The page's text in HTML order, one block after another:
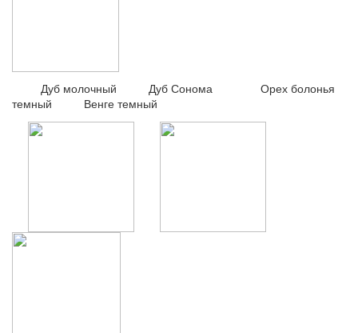
Дуб молочный Дуб Сонома Орех болонья
темный Венге темный